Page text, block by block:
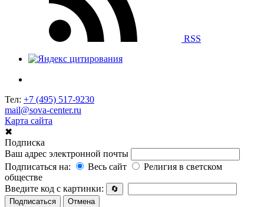
RSS
Тел: +7 (495) 517-9230
mail@sova-center.ru
Карта сайта
✖
Подписка
Ваш адрес электронной почты
Подписаться на:
Весь сайт
Религия в светском
обществе
Введите код с картинки:
🔄
Подписаться
Отмена